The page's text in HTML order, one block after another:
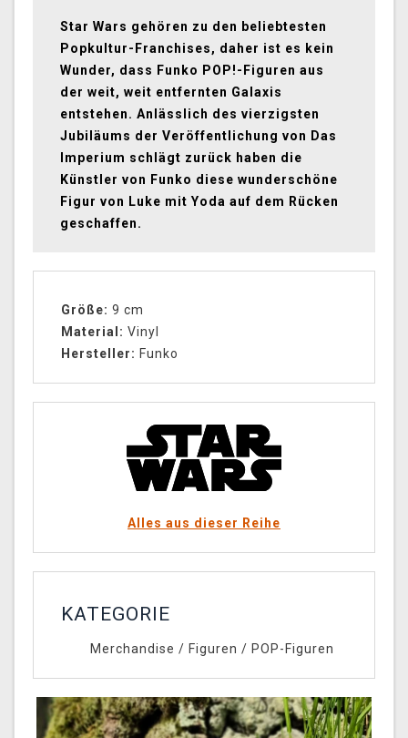
Star Wars gehören zu den beliebtesten
Popkultur-Franchises, daher ist es kein
Wunder, dass Funko POP!-Figuren aus
der weit, weit entfernten Galaxis
entstehen. Anlässlich des vierzigsten
Jubiläums der Veröffentlichung von Das
Imperium schlägt zurück haben die
Künstler von Funko diese wunderschöne
Figur von Luke mit Yoda auf dem Rücken
geschaffen.
Größe: 9 cm
Material: Vinyl
Hersteller: Funko
Alles aus dieser Reihe
KATEGORIE
Merchandise / Figuren / POP-Figuren